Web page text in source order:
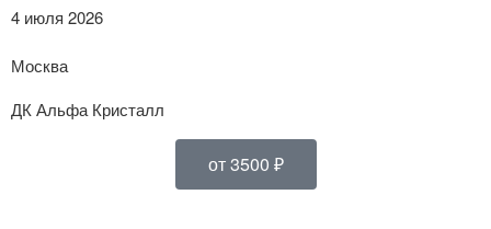
4 июля 2026
Москва
ДК Альфа Кристалл
от 3500 ₽